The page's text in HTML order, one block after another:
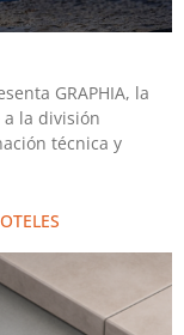
GRAPHIA, la
la división
técnica y